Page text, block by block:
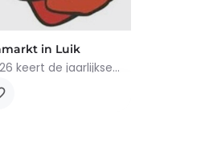
in Luik
Op zondag 6 september 2026 keert de jaarlijkse vlooienmarkt in de Straat van Maghin, in de wijk…